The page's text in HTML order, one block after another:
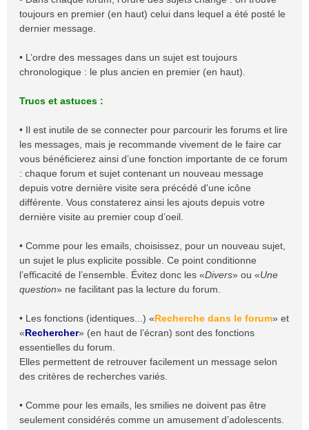
toujours en premier (en haut) celui dans lequel a été posté le
dernier message.
• L’ordre des messages dans un sujet est toujours
chronologique : le plus ancien en premier (en haut).
Trucs et astuces :
• Il est inutile de se connecter pour parcourir les forums et lire
les messages, mais je recommande vivement de le faire car
vous bénéficierez ainsi d’une fonction importante de ce forum
: chaque forum et sujet contenant un nouveau message
depuis votre dernière visite sera précédé d'une icône
différente. Vous constaterez ainsi les ajouts depuis votre
dernière visite au premier coup d’oeil.
• Comme pour les emails, choisissez, pour un nouveau sujet,
un sujet le plus explicite possible. Ce point conditionne
l’efficacité de l’ensemble. Évitez donc les «Divers» ou «Une
question» ne facilitant pas la lecture du forum.
• Les fonctions (identiques...) «Recherche dans le forum» et
«Rechercher» (en haut de l’écran) sont des fonctions
essentielles du forum.
Elles permettent de retrouver facilement un message selon
des critères de recherches variés.
• Comme pour les emails, les smilies ne doivent pas être
seulement considérés comme un amusement d’adolescents.